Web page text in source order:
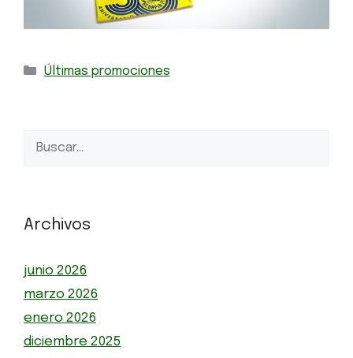
Últimas promociones
Archivos
junio 2026
marzo 2026
enero 2026
diciembre 2025